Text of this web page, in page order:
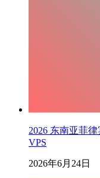
2026 东南亚菲
VPS
2026年6月24日